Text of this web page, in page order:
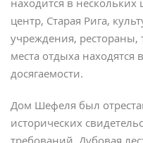
находится в нескольких
центр, Старая Рига,
учреждения, рестораны,
места отдыха находятся
досягаемости.
Дом Шефеля был
исторических